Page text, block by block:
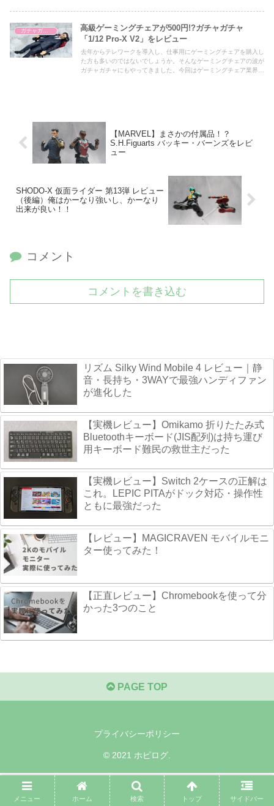
ガチャガチャ
高級ゲーミングチェアが500円!?ガチャガチャ
「1/12 Pro-X V2」をレビュー
去年からテレワークを導入し、仕事用にゲーミングチェアを購入し
た方も多いのではないでしょうか。そんなゲーミングチェアの波が
ガチャガチャにもやってきました。今回はゲーミングチェア業界ト
【MARVEL】まさかの付属品！？
S.H.Figuarts バッキー・バーンズをレビ
ュー
SHODO-X 仮面ライダー 第13弾 レビュー
（後編）俺はかーなり強いし、かーなり
出来が良い！！
コメント
コメントを書き込む
リズム Silky Wind Mobile 4 レビュー｜静
音・長持ち・3WAYで最強ハンディファン
が進化した
【実機レビュー】Omikamo 折りたたみ式
Bluetoothキーボード(JIS配列)は持ち運び
用キーボード難民の救世主だった
【実機レビュー】Switch 2ケースの正解は
これ。LEPIC PITAがドック対応・操作性
ともに最強だった
【レビュー】MAGICRAVEN モバイルモニ
ター使ってみた！
【正直レビュー】Chromebookを使って分
かった3つのこと
PAGE TOP
プライバシーポリシー
© 2021 ホピログ.
メニュー ホーム 検索 トップ サイドバー